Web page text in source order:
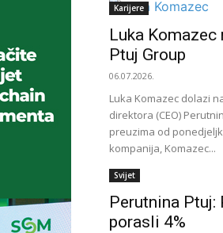
Karijere
Luka Komazec
Ptuj Group
06.07.2026.
Luka Komazec dolazi
direktora (CEO)
preuzima od
kompanija, Komazec...
Svijet
Perutnina
porasli 4%